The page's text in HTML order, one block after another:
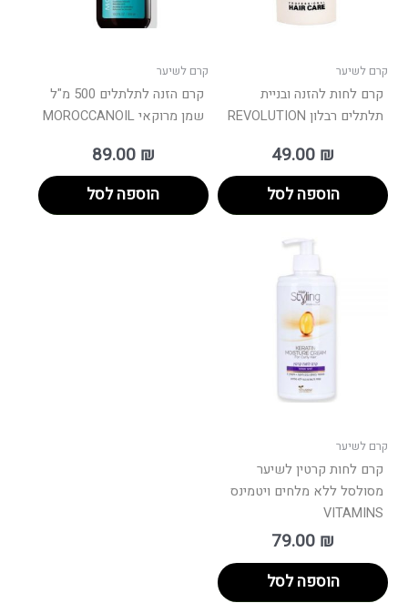
קרם לשיער
קרם לחות להזנה ובניית
תלתלים רבלון REVOLUTION
49.00 ₪
הוספה לסל
קרם לשיער
קרם הזנה לתלתלים 500 מ"ל
שמן מרוקאי MOROCCANOIL
89.00 ₪
הוספה לסל
קרם לשיער
קרם לחות קרטין לשיער
מסולסל ללא מלחים ויטמינס
VITAMINS
79.00 ₪
הוספה לסל